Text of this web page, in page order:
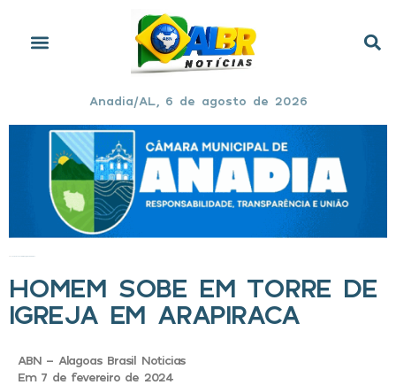
Anadia/AL, 6 de agosto de 2026
HOMEM SOBE EM TORRE DE
IGREJA EM ARAPIRACA
ABN - Alagoas Brasil Noticias
Em 7 de fevereiro de 2024